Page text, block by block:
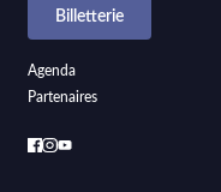
Billetterie
Agenda
Partenaires